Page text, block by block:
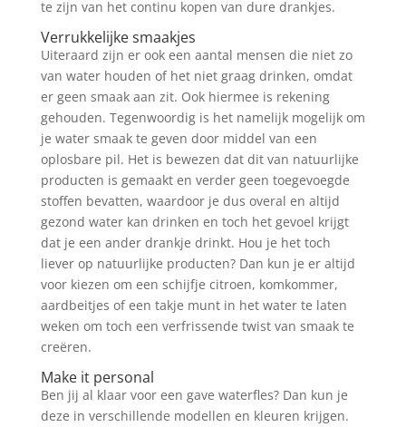
te zijn van het continu kopen van dure drankjes.
Verrukkelijke smaakjes
Uiteraard zijn er ook een aantal mensen die niet zo
van water houden of het niet graag drinken, omdat
er geen smaak aan zit. Ook hiermee is rekening
gehouden. Tegenwoordig is het namelijk mogelijk om
je water smaak te geven door middel van een
oplosbare pil. Het is bewezen dat dit van natuurlijke
producten is gemaakt en verder geen toegevoegde
stoffen bevatten, waardoor je dus overal en altijd
gezond water kan drinken en toch het gevoel krijgt
dat je een ander drankje drinkt. Hou je het toch
liever op natuurlijke producten? Dan kun je er altijd
voor kiezen om een schijfje citroen, komkommer,
aardbeitjes of een takje munt in het water te laten
weken om toch een verfrissende twist van smaak te
creëren.
Make it personal
Ben jij al klaar voor een gave waterfles? Dan kun je
deze in verschillende modellen en kleuren krijgen.